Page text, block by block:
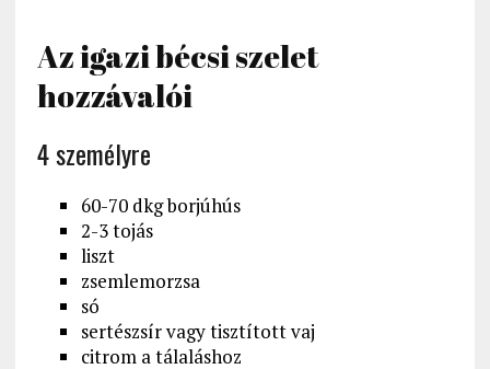
Az igazi bécsi szelet
hozzávalói
4 személyre
60-70 dkg borjúhús
2-3 tojás
liszt
zsemlemorzsa
só
sertészsír vagy tisztított vaj
citrom a tálaláshoz